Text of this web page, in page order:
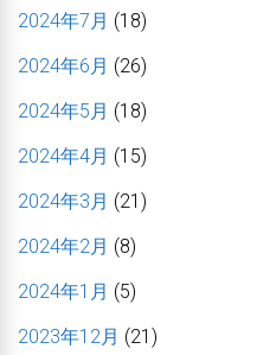
2024年7月 (18)
2024年6月 (26)
2024年5月 (18)
2024年4月 (15)
2024年3月 (21)
2024年2月 (8)
2024年1月 (5)
2023年12月 (21)